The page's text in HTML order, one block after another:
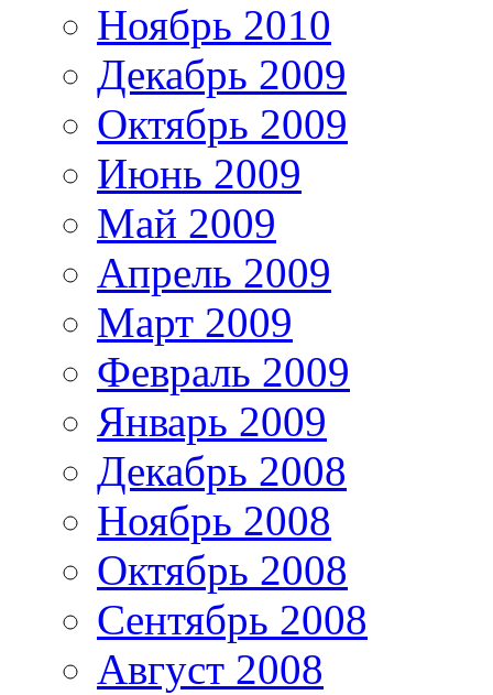
Ноябрь 2010
Декабрь 2009
Октябрь 2009
Июнь 2009
Май 2009
Апрель 2009
Март 2009
Февраль 2009
Январь 2009
Декабрь 2008
Ноябрь 2008
Октябрь 2008
Сентябрь 2008
Август 2008